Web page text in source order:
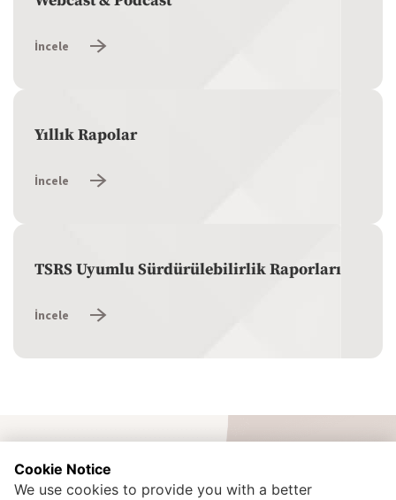
İncele
Yıllık Rapolar
İncele
TSRS Uyumlu Sürdürülebilirlik Raporları
İncele
Cookie Notice
We use cookies to provide you with a better